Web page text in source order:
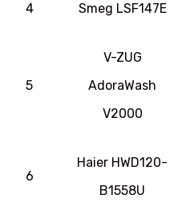
4 Smeg LSF147E
5
V-ZUG
AdoraWash
V2000
6
Haier HWD120-
B1558U